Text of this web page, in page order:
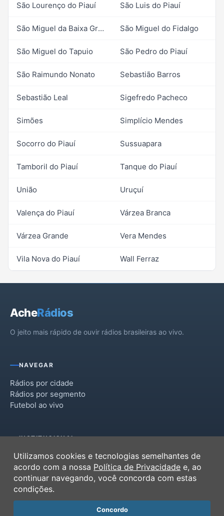
São Lourenço do Piauí São Luis do Piauí
São Miguel da Baixa Grande São Miguel do Fidalgo
São Miguel do Tapuio São Pedro do Piauí
São Raimundo Nonato Sebastião Barros
Sebastião Leal Sigefredo Pacheco
Simões Simplício Mendes
Socorro do Piauí Sussuapara
Tamboril do Piauí Tanque do Piauí
União Uruçuí
Valença do Piauí Várzea Branca
Várzea Grande Vera Mendes
Vila Nova do Piauí Wall Ferraz
AcheRádios
O jeito mais rápido de ouvir rádios brasileiras ao vivo.
NAVEGAR
Rádios por cidade
Rádios por segmento
Futebol ao vivo
INSTITUCIONAL
Termos de Uso
Política de Privacidade
Ferramentas
Contato
Utilizamos cookies e tecnologias semelhantes de
acordo com a nossa Política de Privacidade e, ao
continuar navegando, você concorda com estas
condições.
Concordo